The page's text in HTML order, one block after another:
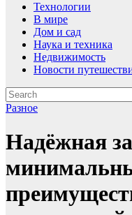
Технологии
В мире
Дом и сад
Наука и техника
Недвижимость
Новости
Разное
Надёжная